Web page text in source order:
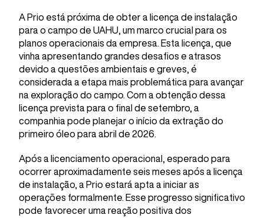
A Prio está próxima de obter a licença de instalação
para o campo de UAHU, um marco crucial para os
planos operacionais da empresa. Esta licença, que
vinha apresentando grandes desafios e atrasos
devido a questões ambientais e greves, é
considerada a etapa mais problemática para avançar
na exploração do campo. Com a obtenção dessa
licença prevista para o final de setembro, a
companhia pode planejar o início da extração do
primeiro óleo para abril de 2026.
Após a licenciamento operacional, esperado para
ocorrer aproximadamente seis meses após a licença
de instalação, a Prio estará apta a iniciar as
operações formalmente. Esse progresso significativo
pode favorecer uma reação positiva dos